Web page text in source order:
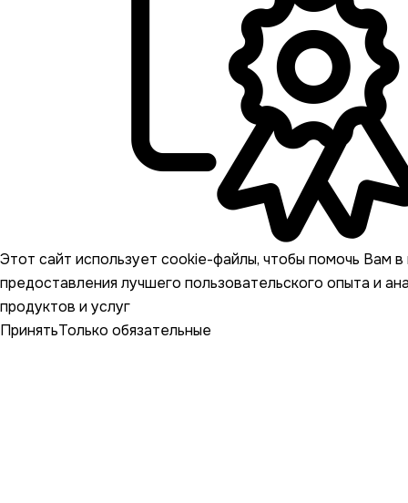
Этот сайт использует cookie-файлы, чтобы помочь Вам в
предоставления лучшего пользовательского опыта и
продуктов и услуг
ПринятьТолько обязательные